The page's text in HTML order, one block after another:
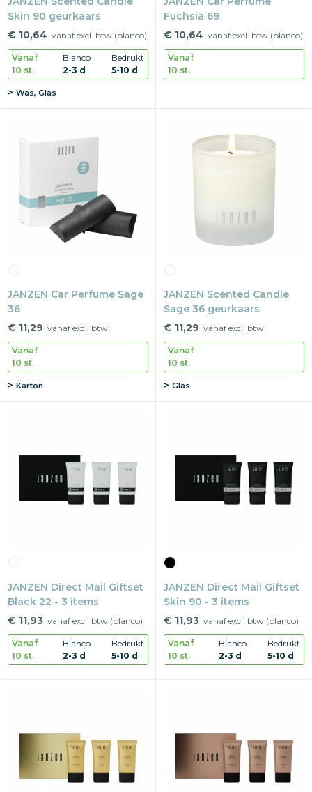
Skin 90 geurkaars
€ 10,64 vanaf excl. btw (blanco)
Vanaf
10 st.
Blanco
2-3 d
Bedrukt
5-10 d
Was, Glas
Fuchsia 69
€ 10,64 vanaf excl. btw (blanco)
Vanaf
10 st.
JANZEN Car Perfume Sage
36
€ 11,29 vanaf excl. btw
Vanaf
10 st.
Karton
JANZEN Scented Candle
Sage 36 geurkaars
€ 11,29 vanaf excl. btw
Vanaf
10 st.
Glas
JANZEN Direct Mail Giftset
Black 22 - 3 items
€ 11,93 vanaf excl. btw (blanco)
Vanaf
10 st.
Blanco
2-3 d
Bedrukt
5-10 d
JANZEN Direct Mail Giftset
Skin 90 - 3 items
€ 11,93 vanaf excl. btw (blanco)
Vanaf
10 st.
Blanco
2-3 d
Bedrukt
5-10 d